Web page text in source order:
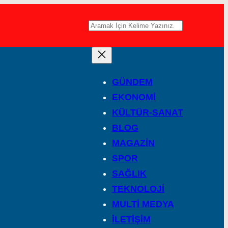
A
GÜNDEM
EKONOMİ
KÜLTÜR-SANAT
BLOG
MAGAZİN
SPOR
SAĞLIK
TEKNOLOJİ
MULTİ MEDYA
İLETİŞİM